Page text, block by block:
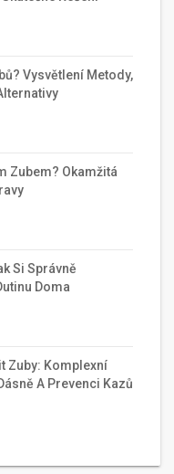
Vysvětlení Metody,
Zubem? Okamžitá
Si Správně
Doma
Zuby: Komplexní
A Prevenci Kazů